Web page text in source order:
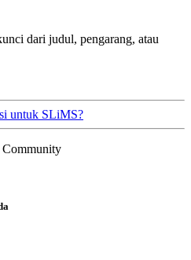
dari judul, pengarang, atau
untuk SLiMS?